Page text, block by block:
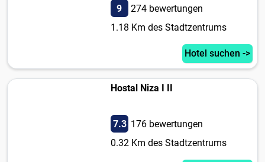
9
274 bewertungen
1.18 Km des Stadtzentrums
Hotel suchen ->
Hostal Niza I II
7.3 176 bewertungen
0.32 Km des Stadtzentrums